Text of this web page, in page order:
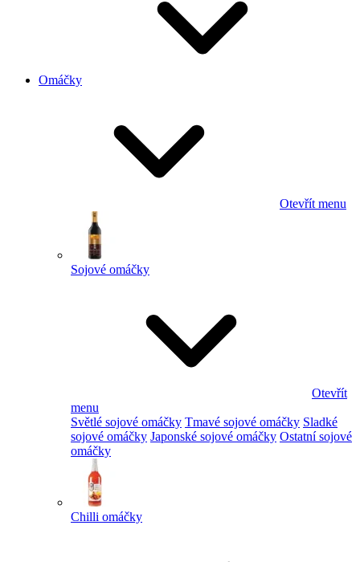
Omáčky
Otevřít menu
Sojové omáčky
Otevřít
menu
Světlé sojové omáčky Tmavé sojové omáčky Sladké
sojové omáčky Japonské sojové omáčky Ostatní sojové
omáčky
Chilli omáčky